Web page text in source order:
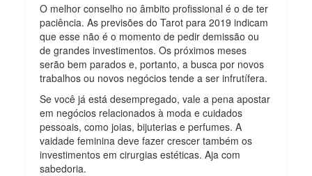
O melhor conselho no âmbito profissional é o de ter
paciência. As previsões do Tarot para 2019 indicam
que esse não é o momento de pedir demissão ou
de grandes investimentos. Os próximos meses
serão bem parados e, portanto, a busca por novos
trabalhos ou novos negócios tende a ser infrutífera.
Se você já está desempregado, vale a pena apostar
em negócios relacionados à moda e cuidados
pessoais, como joias, bijuterias e perfumes. A
vaidade feminina deve fazer crescer também os
investimentos em cirurgias estéticas. Aja com
sabedoria.